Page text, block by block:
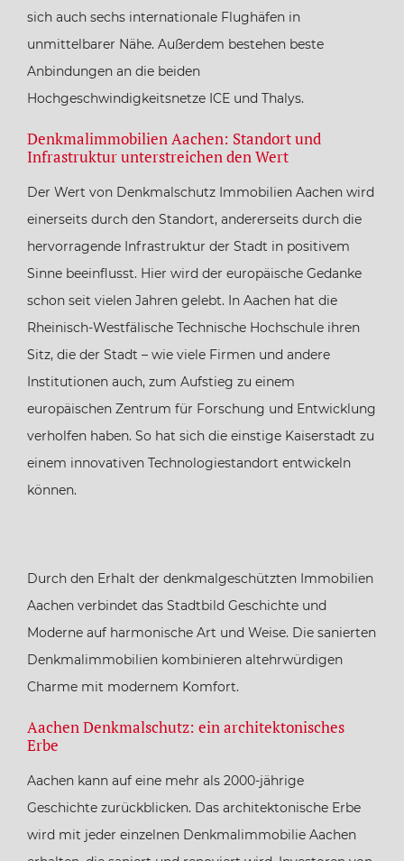
sich auch sechs internationale Flughäfen in
unmittelbarer Nähe. Außerdem bestehen beste
Anbindungen an die beiden
Hochgeschwindigkeitsnetze ICE und Thalys.
Denkmalimmobilien Aachen: Standort und
Infrastruktur unterstreichen den Wert
Der Wert von Denkmalschutz Immobilien Aachen wird
einerseits durch den Standort, andererseits durch die
hervorragende Infrastruktur der Stadt in positivem
Sinne beeinflusst. Hier wird der europäische Gedanke
schon seit vielen Jahren gelebt. In Aachen hat die
Rheinisch-Westfälische Technische Hochschule ihren
Sitz, die der Stadt – wie viele Firmen und andere
Institutionen auch, zum Aufstieg zu einem
europäischen Zentrum für Forschung und Entwicklung
verholfen haben. So hat sich die einstige Kaiserstadt zu
einem innovativen Technologiestandort entwickeln
können.
Durch den Erhalt der denkmalgeschützten Immobilien
Aachen verbindet das Stadtbild Geschichte und
Moderne auf harmonische Art und Weise. Die sanierten
Denkmalimmobilien kombinieren altehrwürdigen
Charme mit modernem Komfort.
Aachen Denkmalschutz: ein architektonisches
Erbe
Aachen kann auf eine mehr als 2000-jährige
Geschichte zurückblicken. Das architektonische Erbe
wird mit jeder einzelnen Denkmalimmobilie Aachen